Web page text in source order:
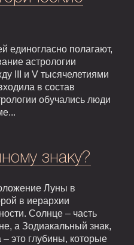
единогласно полагают,
астрологии
III и V тысячелетиями
в состав
обучались люди
знаку?
Луны в
в иерархии
Солнце – часть
а Зодиакальный знак,
это глубины, которые